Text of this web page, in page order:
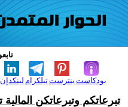
لينكدإن تيلكرامبنترست بودكاست
تبرعاتكم وتبرعاتكن